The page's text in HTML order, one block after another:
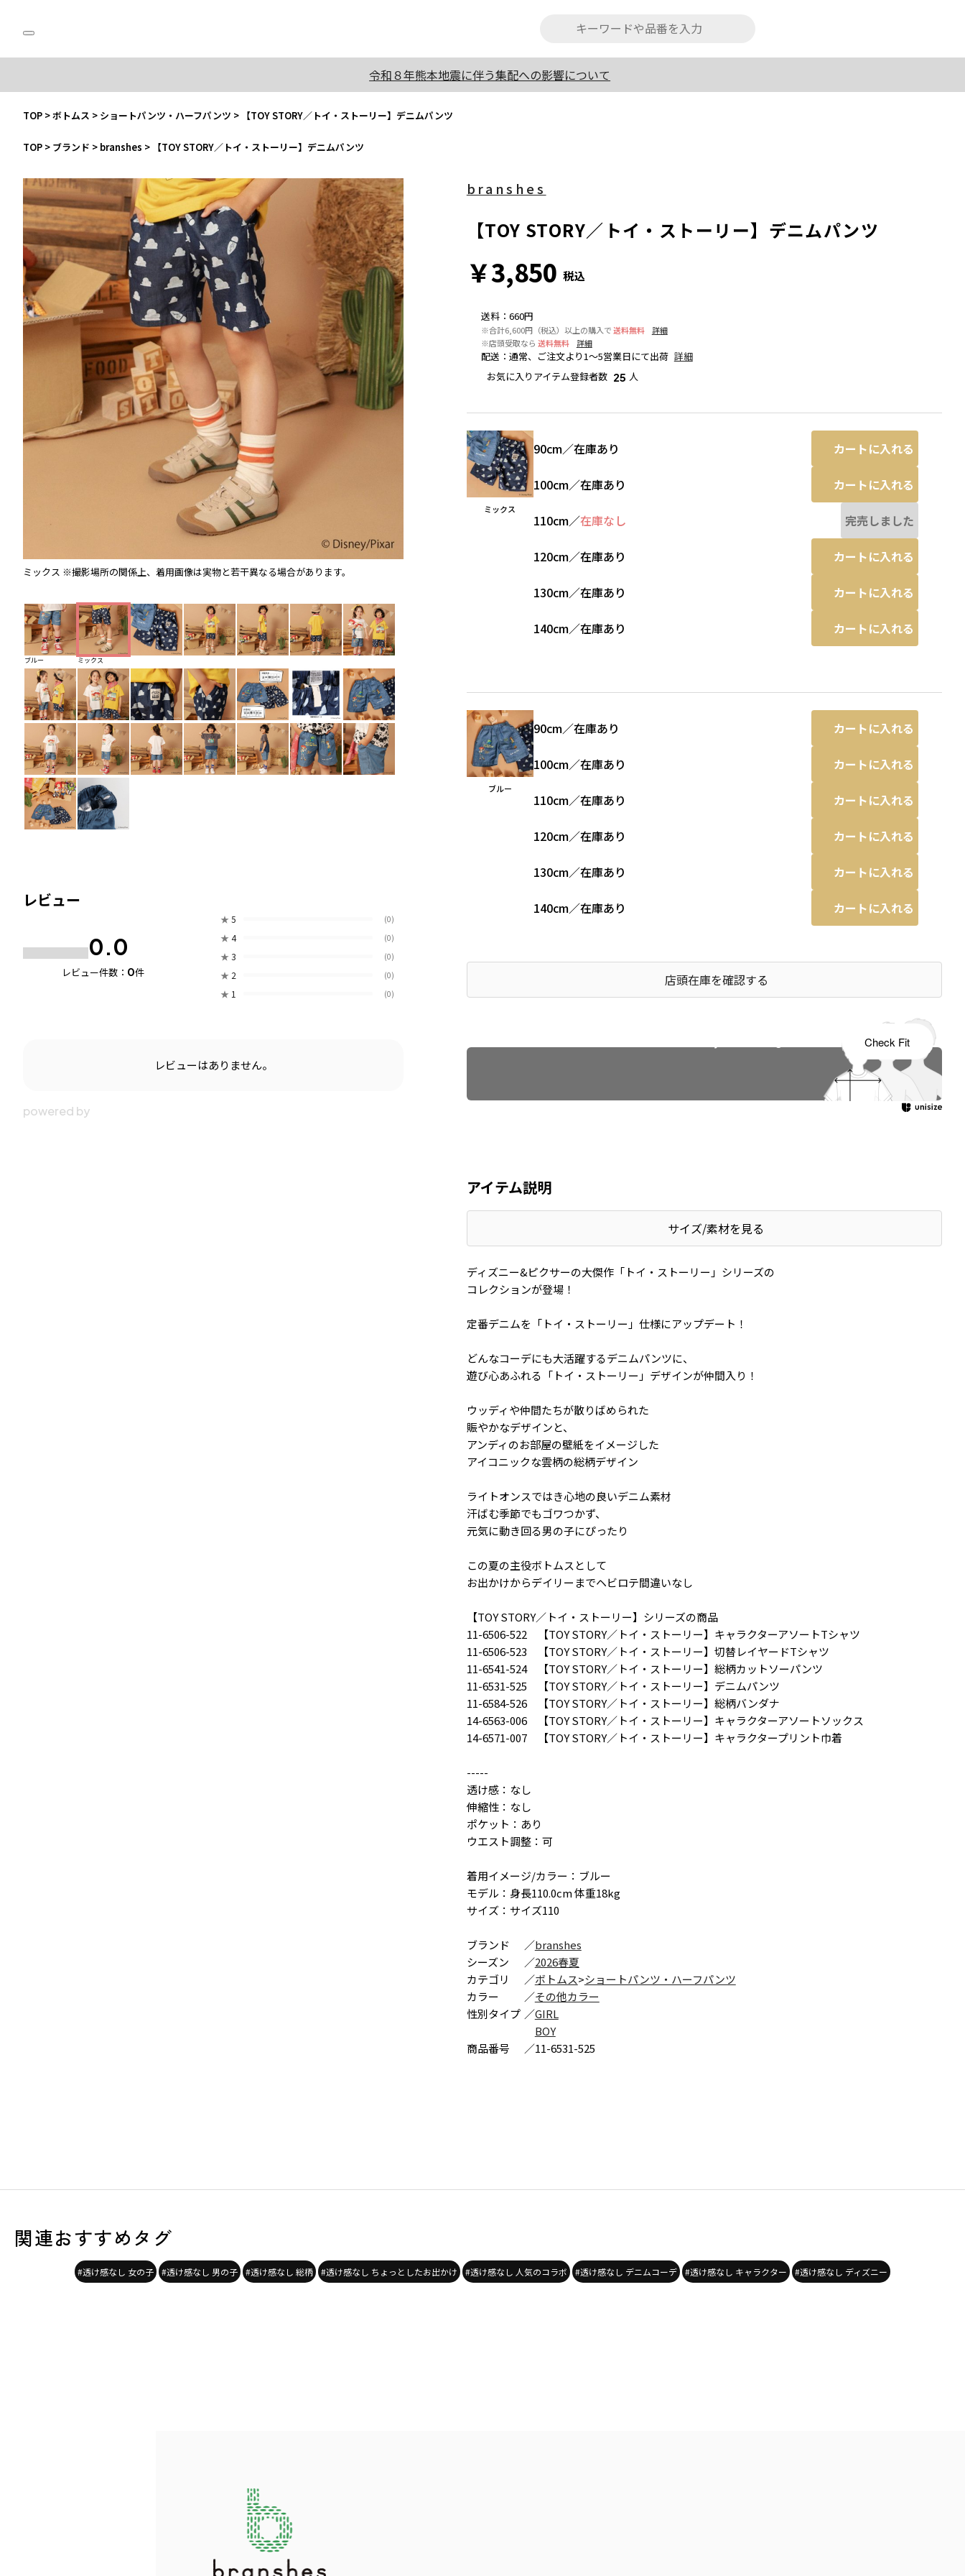
令和８年熊本地震に伴う集配への影響について
TOP >ボトムス > ショートパンツ・ハーフパンツ > 【TOY STORY／トイ・ストーリー】デニムパンツ
TOP > ブランド > branshes > 【TOY STORY／トイ・ストーリー】デニムパンツ
ミックス ※撮影場所の関係上、着用画像は実物と若干異なる場合があります。 ミックス
ブルー ミックス
レビュー
0.0
レビュー件数： 0件
★ 5 (0)
★ 4 (0)
★ 3 (0)
★ 2 (0)
★ 1 (0)
レビューはありません。
送料： 660円
※合計6,600円（税込）以上の購入で送料無料
詳細
※店頭受取なら 送料無料 詳細
配送 ： 通常、ご注文より1～5営業日にて出荷 詳細
お気に入りアイテム登録者数 25 人
branshes
【TOY STORY／トイ・ストーリー】デニムパンツ
￥3,850 税込
ミックス
90cm／在庫あり カートに入れる
100cm／在庫あり カートに入れる
110cm／在庫なし 完売しました
120cm／在庫あり カートに入れる
130cm／在庫あり カートに入れる
140cm／在庫あり カートに入れる
ブルー
90cm／在庫あり カートに入れる
100cm／在庫あり カートに入れる
110cm／在庫あり カートに入れる
120cm／在庫あり カートに入れる
130cm／在庫あり カートに入れる
140cm／在庫あり カートに入れる
店頭在庫を確認する
アイテム説明
サイズ/素材を見る
ディズニー&ピクサーの大傑作「トイ・ストーリー」シリーズの
コレクションが登場！
定番デニムを「トイ・ストーリー」仕様にアップデート！
どんなコーデにも大活躍するデニムパンツに、
遊び心あふれる「トイ・ストーリー」デザインが仲間入り！
ウッディや仲間たちが散りばめられた
賑やかなデザインと、
アンディのお部屋の壁紙をイメージした
アイコニックな雲柄の総柄デザイン
ライトオンスではき心地の良いデニム素材
汗ばむ季節でもゴワつかず、
元気に動き回る男の子にぴったり
この夏の主役ボトムスとして
お出かけからデイリーまでヘビロテ間違いなし
【TOY STORY／トイ・ストーリー】シリーズの商品
11-6506-522 【TOY STORY／トイ・ストーリー】キャラクターアソートTシャツ
11-6506-523 【TOY STORY／トイ・ストーリー】切替レイヤードTシャツ
11-6541-524 【TOY STORY／トイ・ストーリー】総柄カットソーパンツ
11-6531-525 【TOY STORY／トイ・ストーリー】デニムパンツ
11-6584-526 【TOY STORY／トイ・ストーリー】総柄バンダナ
14-6563-006 【TOY STORY／トイ・ストーリー】キャラクターアソートソックス
14-6571-007 【TOY STORY／トイ・ストーリー】キャラクタープリント巾着
-----
透け感：なし
伸縮性：なし
ポケット：あり
ウエスト調整：可
着用イメージ/カラー：ブルー
モデル：身長110.0cm 体重18kg
サイズ：サイズ110
ブランド ／branshes
シーズン
／2026春夏
カテゴリ
／ボトムス>ショートパンツ・ハーフパンツ
カラー
／その他カラー
性別タイプ ／GIRL
BOY
商品番号
／11-6531-525
Check Fit
関連おすすめタグ
#透け感なし 女の子 #透け感なし 男の子 #透け感なし 総柄 #透け感なし ちょっとしたお出かけ #透け感なし 人気のコラボ #透け感なし デニムコーデ #透け感なし キャラクター #透け感なし ディズニー